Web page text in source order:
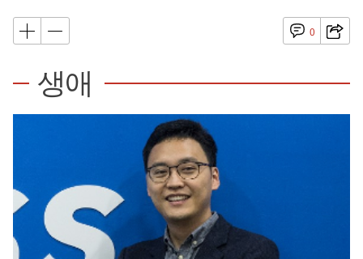
0
생애